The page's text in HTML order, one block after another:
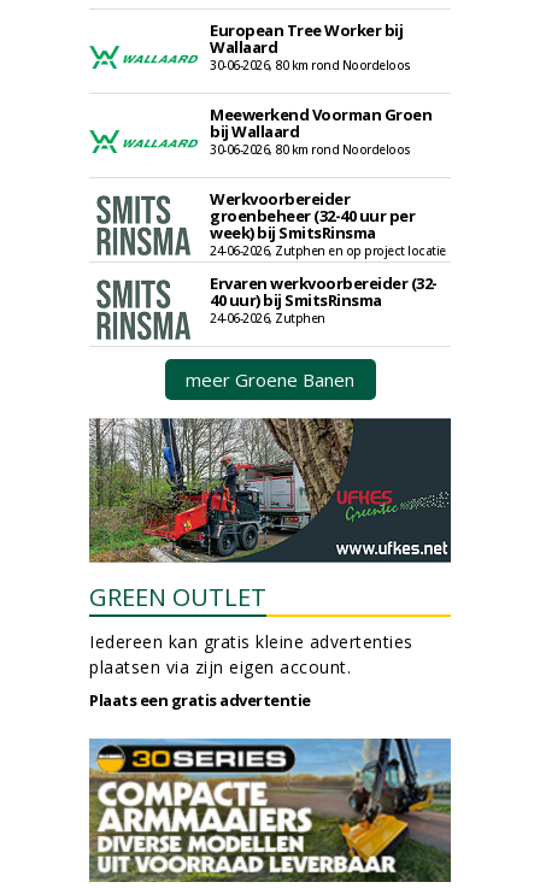
European Tree Worker bij
Wallaard
30-06-2026, 80 km rond Noordeloos
Meewerkend Voorman Groen
bij Wallaard
30-06-2026, 80 km rond Noordeloos
Werkvoorbereider
groenbeheer (32-40 uur per
week) bij SmitsRinsma
24-06-2026, Zutphen en op project locatie
Ervaren werkvoorbereider (32-
40 uur) bij SmitsRinsma
24-06-2026, Zutphen
meer Groene Banen
GREEN OUTLET
Iedereen kan gratis kleine advertenties
plaatsen via zijn eigen account.
Plaats een gratis advertentie